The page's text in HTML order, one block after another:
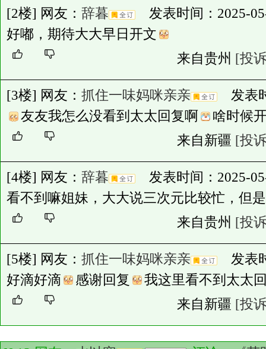
[2楼] 网友： 辞暮
发表时间：2025-
好嘟，期待大大早日开文
来自贵州 [投
[3楼] 网友： 抓住一味妈咪亲亲
发表
友友我怎么没看到太太回复啊
啥时候
来自新疆 [投
[4楼] 网友： 辞暮
发表时间：2025-
看不到嘛姐妹，大大说三次元比较忙，但
来自贵州 [投
[5楼] 网友： 抓住一味妈咪亲亲
发表
好滴好滴
感谢回复
我这里看不到太太
来自新疆 [投